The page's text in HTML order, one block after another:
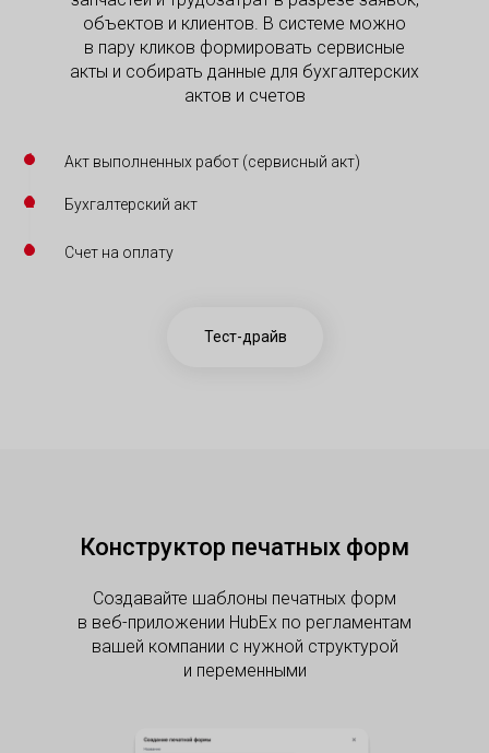
объектов и клиентов. В системе можно
в пару кликов формировать сервисные
акты и собирать данные для бухгалтерских
актов и счетов
Акт выполненных работ (сервисный акт)
Бухгалтерский акт
Счет на оплату
Тест-драйв
Конструктор печатных форм
Создавайте шаблоны печатных форм
в веб-приложении HubEx по регламентам
вашей компании с нужной структурой
и переменными